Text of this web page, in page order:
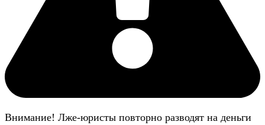
Внимание! Лже-юристы повторно разводят на деньги